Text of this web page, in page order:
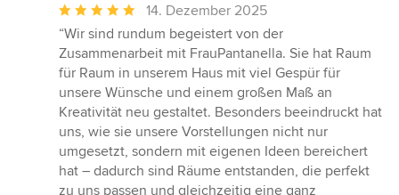
Durchschnittliche
Bewertung:
5
von
5
Sternen
14. Dezember 2025
“Wir sind rundum begeistert von der
Zusammenarbeit mit FrauPantanella. Sie hat Raum
für Raum in unserem Haus mit viel Gespür für
unsere Wünsche und einem großen Maß an
Kreativität neu gestaltet. Besonders beeindruckt hat
uns, wie sie unsere Vorstellungen nicht nur
umgesetzt, sondern mit eigenen Ideen bereichert
hat – dadurch sind Räume entstanden, die perfekt
zu uns passen und gleichzeitig eine ganz